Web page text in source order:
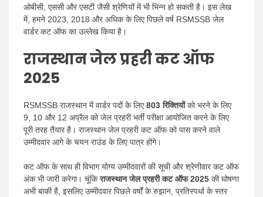
ओबीसी, एससी और एसटी जैसी श्रेणियों में भी भिन्न हो सकती है। इस लेख
में, हमने 2023, 2018 और अधिक के लिए पिछले वर्ष RSMSSB जेल
वार्डर कट ऑफ का उल्लेख किया है।
राजस्थान जेल प्रहरी कट ऑफ
2025
RSMSSB राजस्थान में वार्डर पदों के लिए 803 रिक्तियोंको भरने के लिए
9, 10 और 12 अप्रैल को जेल प्रहरी भर्ती परीक्षा आयोजित करने के लिए
पूरी तरह तैयार है। राजस्थान जेल प्रहरी कट ऑफ को पास करने वाले
उम्मीदवार आगे के चयन राउंड के लिए पात्र होंगे।
कट ऑफ के साथ ही विभाग योग्य उम्मीदवारों की सूची और श्रेणीवार कट ऑफ
अंक भी जारी करेगा। चूंकिराजस्थान जेल प्रहरी कट ऑफ 2025 की घोषणा
अभी बाकी है, इसलिए उम्मीदवार पिछले वर्षों के रुझान, प्रतिस्पर्धा के स्तर